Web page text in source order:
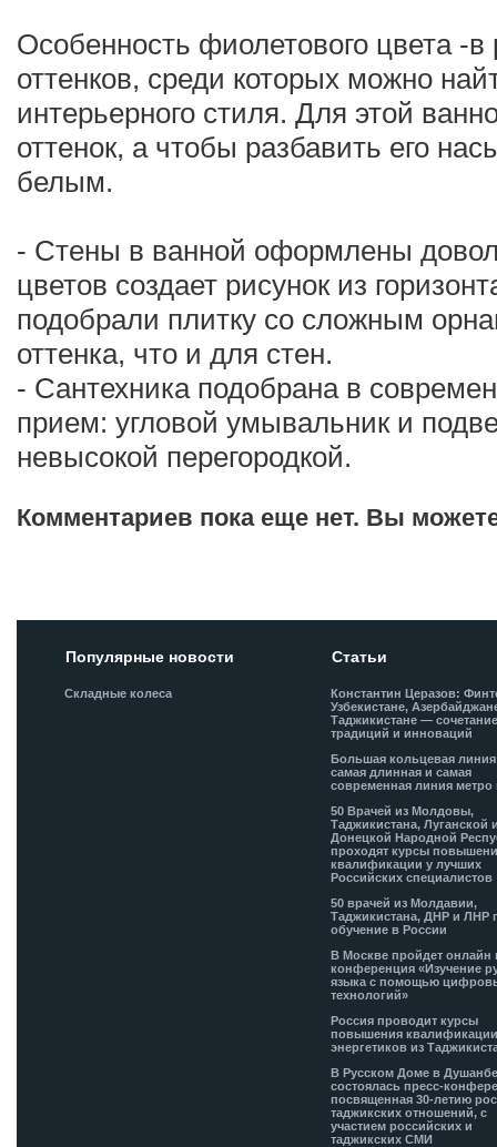
Особенность фиолетового цвета -в
оттенков, среди которых можно
интерьерного стиля. Для этой
оттенок, а чтобы разбавить его
белым.
- Стены в ванной оформлены
цветов создает рисунок из
подобрали плитку со сложным
оттенка, что и для стен.
- Сантехника подобрана в
прием: угловой умывальник и
невысокой перегородкой.
Комментариев пока еще нет. Вы
Популярные новости
Складные колеса
Статьи
Константин Церазов:
Узбекистане,
Таджикистане —
традиций и инноваций
Большая кольцевая
самая длинная и самая
современная линия метро
50 Врачей из Молдовы,
Таджикистана, Луганской
Донецкой Народной
проходят курсы
квалификации у лучших
Российских специалистов
50 врачей из Молдавии,
Таджикистана, ДНР и ЛНР
обучение в России
В Москве пройдет онлайн
конференция «Изучение
языка с помощью
технологий»
Россия проводит курсы
повышения
энергетиков из
В Русском Доме в
состоялась пресс-
посвященная 30-летию
таджикских отношений, с
участием российских и
таджикских СМИ